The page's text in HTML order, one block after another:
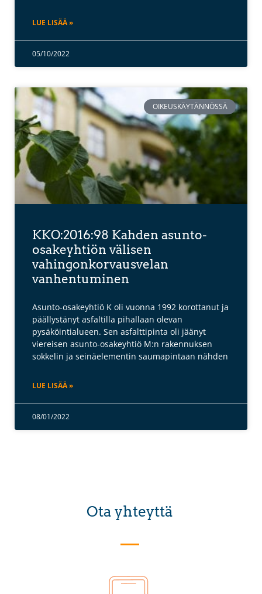
LUE LISÄÄ »
05/10/2022
OIKEUSKÄYTÄNNÖSSÄ
KKO:2016:98 Kahden asunto-
osakeyhtiön välisen
vahingonkorvausvelan
vanhentuminen
Asunto-osakeyhtiö K oli vuonna 1992 korottanut ja
päällystänyt asfaltilla pihallaan olevan
pysäköintialueen. Sen asfalttipinta oli jäänyt
viereisen asunto-osakeyhtiö M:n rakennuksen
sokkelin ja seinäelementin saumapintaan nähden
LUE LISÄÄ »
08/01/2022
Ota yhteyttä